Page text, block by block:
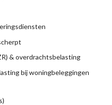
& overdrachtsbelasting
bij woningbeleggingen